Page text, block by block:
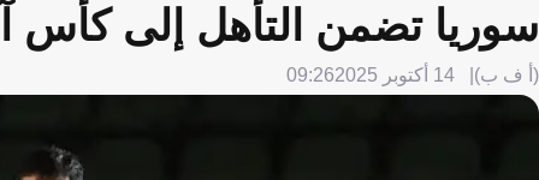
سوريا تضمن التأهل إلى كأس آسيا
(أ ف ب) 14 أكتوبر 2025 09:26